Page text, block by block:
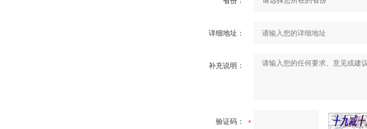
详细地址：
补充说明：
验证码：